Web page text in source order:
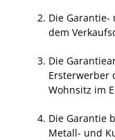
Die
dem
Die
Ersterwerber
Wohnsitz im
Die Garantie
Metall- und